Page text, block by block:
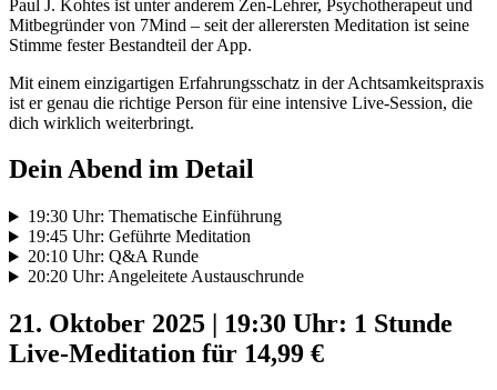
Paul J. Kohtes ist unter anderem Zen-Lehrer, Psychotherapeut und
Mitbegründer von 7Mind – seit der allerersten Meditation ist seine
Stimme fester Bestandteil der App.
Mit einem einzigartigen Erfahrungsschatz in der Achtsamkeitspraxis
ist er genau die richtige Person für eine intensive Live-Session, die
dich wirklich weiterbringt.
Dein Abend im Detail
19:30 Uhr: Thematische Einführung
19:45 Uhr: Geführte Meditation
20:10 Uhr: Q&A Runde
20:20 Uhr: Angeleitete Austauschrunde
21. Oktober 2025 | 19:30 Uhr: 1 Stunde
Live-Meditation für 14,99 €